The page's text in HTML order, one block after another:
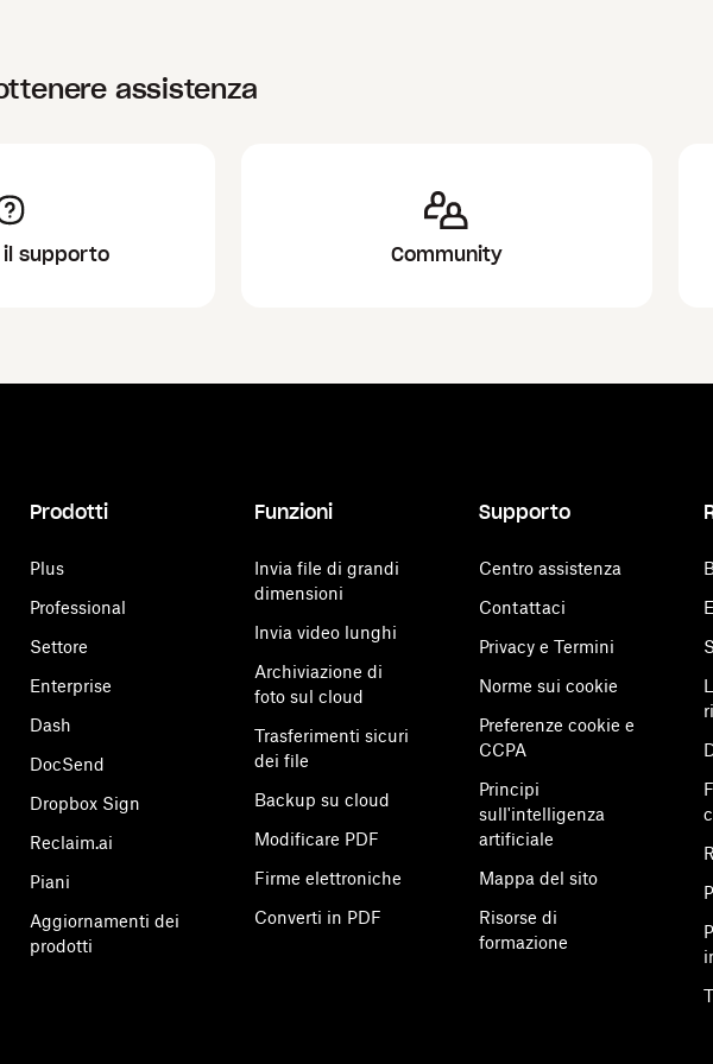
assistenza
supporto Community
Prodotti
Plus
Professional
Settore
Enterprise
Dash
DocSend
Dropbox Sign
Reclaim.ai
Piani
Aggiornamenti dei
prodotti
Funzioni
Invia file di grandi
dimensioni
Invia video lunghi
Archiviazione di
foto sul cloud
Trasferimenti sicuri
dei file
Backup su cloud
Modificare PDF
Firme elettroniche
Converti in PDF
Supporto
Centro assistenza
Contattaci
Privacy e Termini
Norme sui cookie
Preferenze cookie e
CCPA
Principi
sull'intelligenza
artificiale
Mappa del sito
Risorse di
formazione